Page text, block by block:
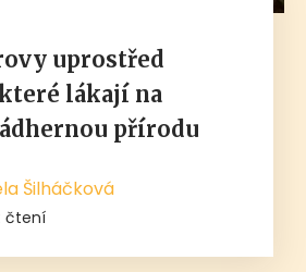
uprostřed
lákají na
přírodu
Šilháčková
čtení